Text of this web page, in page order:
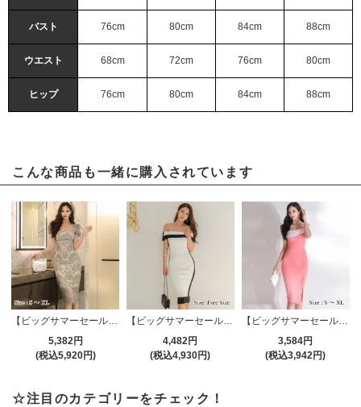
バスト 76cm 80cm 84cm 88cm
ウエスト 68cm 72cm 76cm 80cm
ヒップ 76cm 80cm 84cm 88cm
こんな商品も一緒に購入されています
【ビッグサマーセール対象品】旬のペールカラーで高級感あふれるミディ丈レーシーワンピース(キャバドレス・CABARETDRESS)
5,382円
(税込5,920円)
【ビッグサマーセール対象品】シンプルながら高見えするデザインのニットワンピース(キャバドレス・CABARETDRESS)
4,482円
(税込4,930円)
【ビッグサマーセール対象品】気映え間違いなしの2色使いオフショルワンピース(キャバドレス・CABARETDRESS)
3,584円
(税込3,942円)
☆注目のカテゴリーをチェック！